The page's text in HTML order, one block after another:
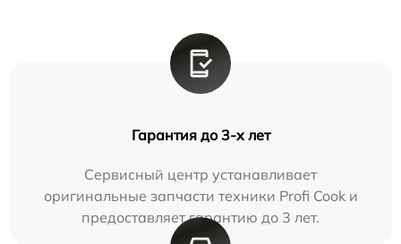
Гарантия до 3-х лет
Сервисный центр устанавливает
оригинальные запчасти техники Profi Cook и
предоставляет гарантию до 3 лет.